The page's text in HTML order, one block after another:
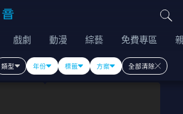
戲劇 動漫 綜藝 免費專區
類型 年份 標籤 方案 全部清除